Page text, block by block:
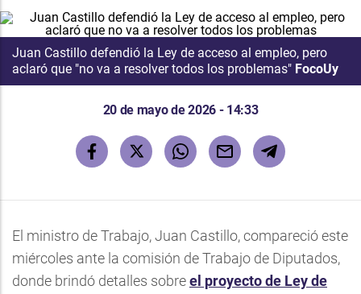
Juan Castillo defendió la Ley de acceso al empleo, pero
aclaró que "no va a resolver todos los problemas" FocoUy
20 de mayo de 2026 - 14:33
El ministro de Trabajo, Juan Castillo, compareció este
miércoles ante la comisión de Trabajo de Diputados,
donde brindó detalles sobreel proyecto de Ley de